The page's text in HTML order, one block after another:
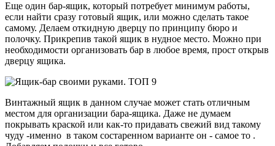
Еще один бар-ящик, который потребует минимум работы,
если найти сразу готовый ящик, или можно сделать такое
самому. Делаем откидную дверцу по принципу бюро и
полочку. Прикрепив такой ящик в нудное место. Можно при
необходимости организовать бар в любое время, прост открыв
дверцу ящика.
Винтажный ящик в данном случае может стать отличным
местом для организации бара-ящика. Даже не думаем
покрывать краской или как-то придавать свежий вид такому
чуду -именно в таком состаренном варианте он - самое то .